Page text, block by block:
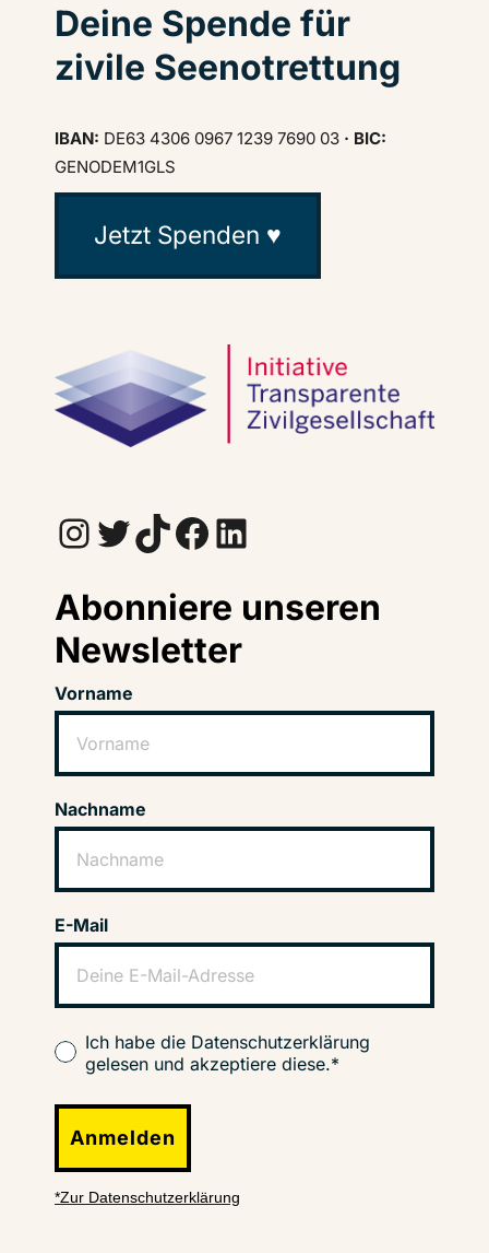
Deine Spende für
zivile Seenotrettung
IBAN: DE63 4306 0967 1239 7690 03 · BIC:
GENODEM1GLS
Jetzt Spenden ♥
InstagramTwitter TikTok Facebook LinkedIn
Abonniere unseren
Newsletter
Vorname
Nachname
E-Mail
Ich habe die Datenschutzerklärung
gelesen und akzeptiere diese.*
Anmelden
*Zur Datenschutzerklärung